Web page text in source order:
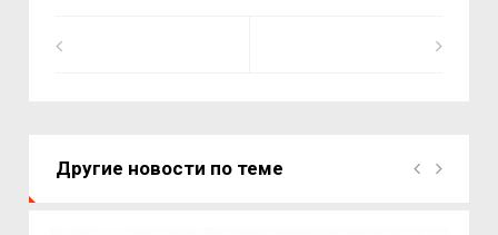
Другие новости по теме